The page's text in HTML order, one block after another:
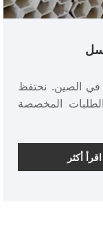
تنتج East Boom® أنابيب عسل PVC-U في الصين. نحتفظ
المخصصة
اقرأ أكثر